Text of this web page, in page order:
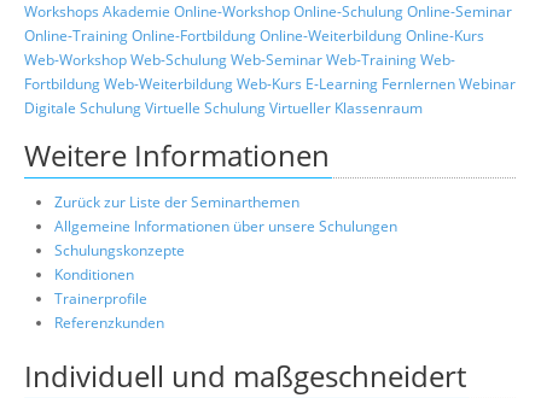
Workshops Akademie Online-WorkshopOnline-SchulungOnline-Seminar
Online-TrainingOnline-FortbildungOnline-WeiterbildungOnline-Kurs
Web-WorkshopWeb-SchulungWeb-SeminarWeb-TrainingWeb-
FortbildungWeb-WeiterbildungWeb-Kurs E-Learning FernlernenWebinar
Digitale SchulungVirtuelle SchulungVirtueller Klassenraum
Weitere Informationen
Zurück zur Liste der Seminarthemen
Allgemeine Informationen über unsere Schulungen
Schulungskonzepte
Konditionen
Trainerprofile
Referenzkunden
Individuell und maßgeschneidert